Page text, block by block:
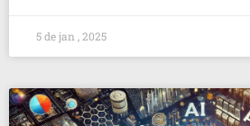
5 de jan , 2025